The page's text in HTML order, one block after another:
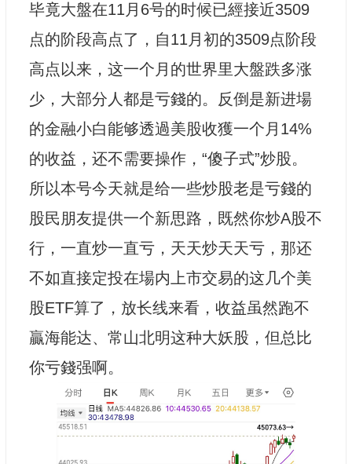
毕竟大盤在11月6号的时候已經接近3509
点的阶段高点了，自11月初的3509点阶段
高点以来，这一个月的世界里大盤跌多涨
少，大部分人都是亏錢的。反倒是新进場
的金融小白能够透過美股收獲一个月14%
的收益，还不需要操作，“傻子式”炒股。
所以本号今天就是给一些炒股老是亏錢的
股民朋友提供一个新思路，既然你炒A股不
行，一直炒一直亏，天天炒天天亏，那还
不如直接定投在場内上市交易的这几个美
股ETF算了，放长线来看，收益虽然跑不
贏海能达、常山北明这种大妖股，但总比
你亏錢强啊。